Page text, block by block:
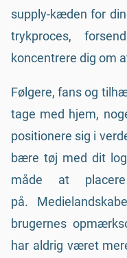
supply-kæden for
trykproces,
koncentrere dig om
Følgere, fans og
tage med hjem,
positionere sig i
bære tøj med dit
måde at
på.
brugernes
har aldrig været